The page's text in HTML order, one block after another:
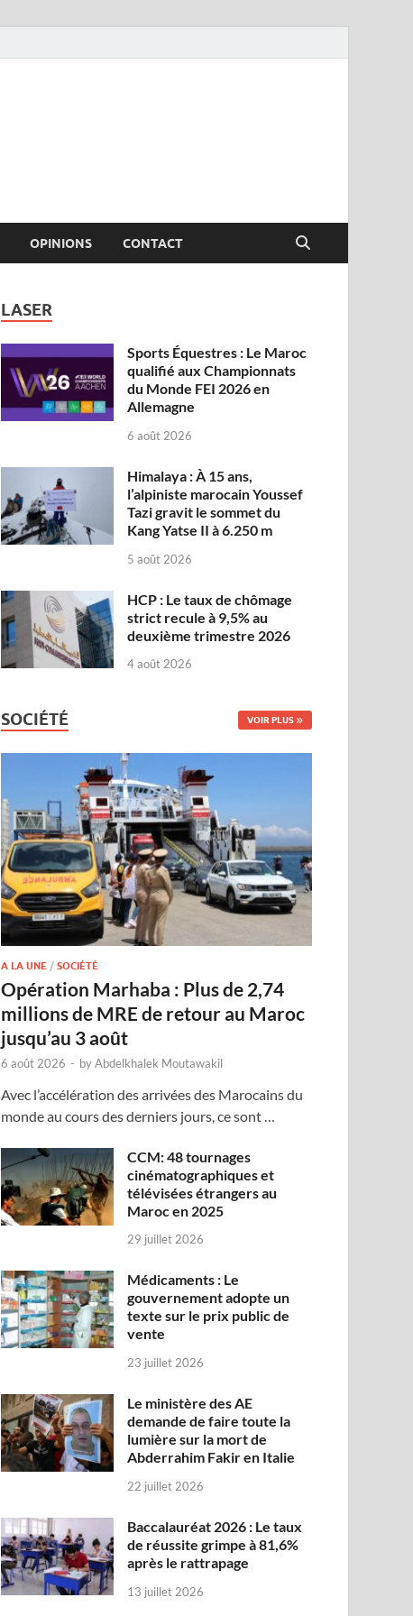
OPINIONS CONTACT
LASER
Sports Équestres : Le Maroc
qualifié aux Championnats
du Monde FEI 2026 en
Allemagne
6 août 2026
Himalaya : À 15 ans,
l’alpiniste marocain Youssef
Tazi gravit le sommet du
Kang Yatse II à 6.250 m
5 août 2026
HCP : Le taux de chômage
strict recule à 9,5% au
deuxième trimestre 2026
4 août 2026
SOCIÉTÉ VOIR PLUS
A LA UNE /SOCIÉTÉ
Opération Marhaba : Plus de 2,74
millions de MRE de retour au Maroc
jusqu’au 3 août
6 août 2026 - byAbdelkhalek Moutawakil
Avec l’accélération des arrivées des Marocains du
monde au cours des derniers jours, ce sont …
CCM: 48 tournages
cinématographiques et
télévisées étrangers au
Maroc en 2025
29 juillet 2026
Médicaments : Le
gouvernement adopte un
texte sur le prix public de
vente
23 juillet 2026
Le ministère des AE
demande de faire toute la
lumière sur la mort de
Abderrahim Fakir en Italie
22 juillet 2026
Baccalauréat 2026 : Le taux
de réussite grimpe à 81,6%
après le rattrapage
13 juillet 2026